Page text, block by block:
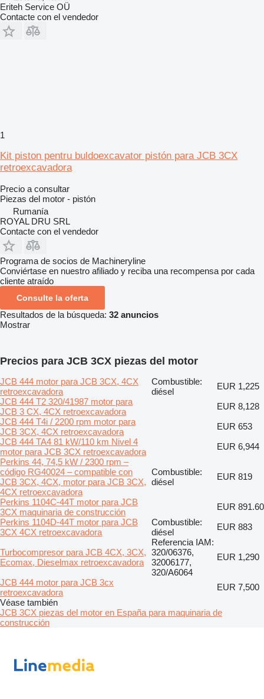
Eriteh Service OÜ
Contacte con el vendedor
1
Kit piston pentru buldoexcavator pistón para JCB 3CX
retroexcavadora
Precio a consultar
Piezas del motor - pistón
Rumanía
ROYAL DRU SRL
Contacte con el vendedor
Programa de socios de Machineryline
Conviértase en nuestro afiliado y reciba una recompensa por cada
cliente atraído
Consulte la oferta
Resultados de la búsqueda: 32 anuncios
Mostrar
Precios para JCB 3CX piezas del motor
JCB 444 motor para JCB 3CX, 4CX
retroexcavadora
Combustible:
diésel
EUR 1,225
JCB 444 T2 320/41987 motor para
JCB 3 CX, 4CX retroexcavadora
EUR 8,128
JCB 444 T4i / 2200 rpm motor para
JCB 3CX, 4CX retroexcavadora
EUR 653
JCB 444 TA4 81 kW/110 km Nivel 4
motor para JCB 3CX retroexcavadora
EUR 6,944
Perkins 44, 74,5 kW / 2300 rpm –
código RG40024 – compatible con
JCB 3CX, 4CX, motor para JCB 3CX,
4CX retroexcavadora
Combustible:
diésel
EUR 819
Perkins 1104C-44T motor para JCB
3CX maquinaria de construcción
EUR 891.60
Perkins 1104D-44T motor para JCB
3CX 4CX retroexcavadora
Combustible:
diésel
EUR 883
Turbocompresor para JCB 4CX, 3CX,
Ecomax, Dieselmax retroexcavadora
Referencia IAM:
320/06376,
32006177,
320/A6064
EUR 1,290
JCB 444 motor para JCB 3cx
retroexcavadora
EUR 7,500
Véase también
JCB 3CX piezas del motor en España para maquinaria de
construcción